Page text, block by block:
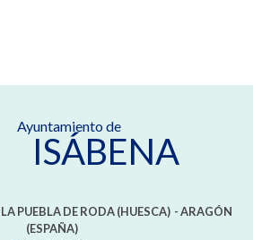
Ayuntamiento de
ISÁBENA
LA PUEBLA DE RODA (HUESCA) - ARAGÓN
(ESPAÑA)